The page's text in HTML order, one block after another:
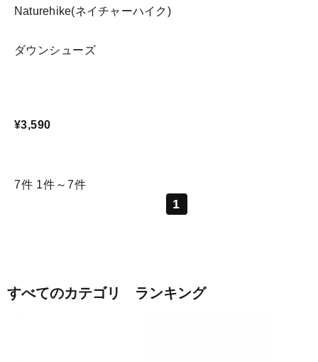
Naturehike(ネイチャーハイク)
ダウンシューズ
¥3,590
7件 1件～7件
1
すべてのカテゴリ ランキング